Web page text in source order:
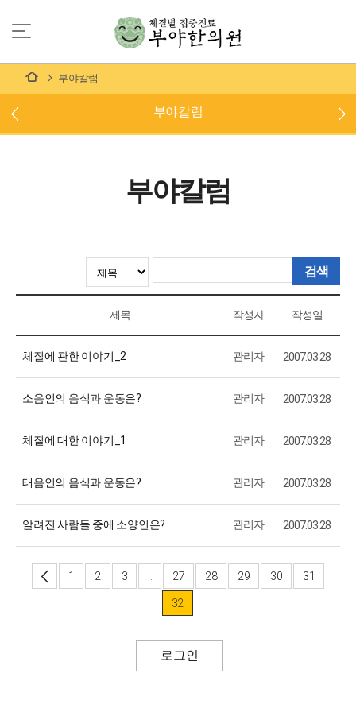
부야칼럼
부야칼럼
부야칼럼
검색
제목 작성자 작성일
체질에 관한 이야기_2 관리자 2007.03.28
소음인의 음식과 운동은? 관리자 2007.03.28
체질에 대한 이야기_1 관리자 2007.03.28
태음인의 음식과 운동은? 관리자 2007.03.28
알려진 사람들 중에 소양인은? 관리자 2007.03.28
1 2 3 27 28 29 30 31
32
로그인